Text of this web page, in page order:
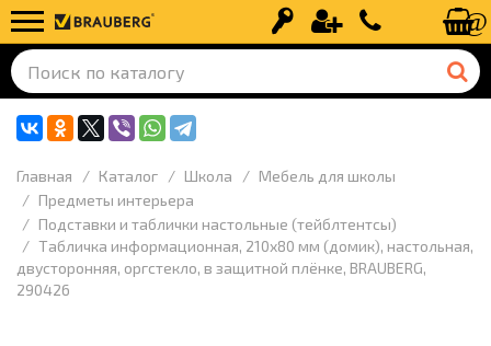
Вход Регистрация+7 (499) 110-
Главная Каталог Школа
Мебель для школы
Предметы интерьера
Подставки и таблички настольные (тейблтентсы)
Табличка информационная, 210х80 мм (домик), настольная,
двусторонняя, оргстекло, в защитной плёнке, BRAUBERG,
290426